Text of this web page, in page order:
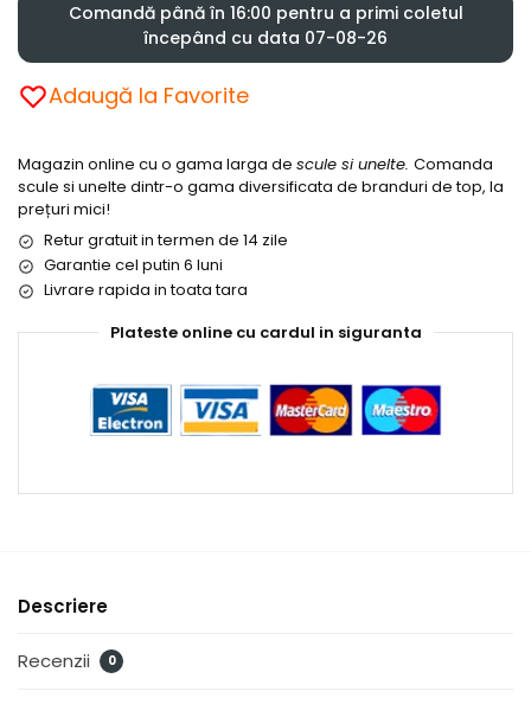
Comandă până în 16:00 pentru a primi coletul
începând cu data 07-08-26
Adaugă la Favorite
Magazin online cu o gama larga de scule si unelte. Comanda
scule si unelte dintr-o gama diversificata de branduri de top, la
prețuri mici!
Retur gratuit in termen de 14 zile
Garantie cel putin 6 luni
Livrare rapida in toata tara
Plateste online cu cardul in siguranta
Descriere
Recenzii 0